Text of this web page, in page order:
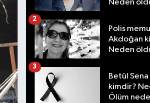
Neden
Polis
Akdoğan
Neden
2
Betül
kimdir?
Ölüm
3